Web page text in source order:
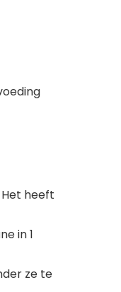
heeft
in 1
ze te